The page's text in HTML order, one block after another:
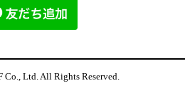
Co., Ltd. All Rights Reserved.